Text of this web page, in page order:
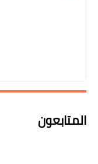
المتابعون